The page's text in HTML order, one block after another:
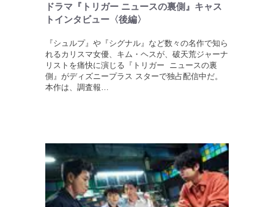
ドラマ『トリガー ニュースの裏側』キャス
トインタビュー〈後編〉
『シュルプ』や『シグナル』など数々の名作で知ら
れるカリスマ女優、キム・ヘスが、破天荒ジャーナ
リストを痛快に演じる『トリガー ニュースの裏
側』がディズニープラス スターで独占配信中だ。
本作は、調査報…